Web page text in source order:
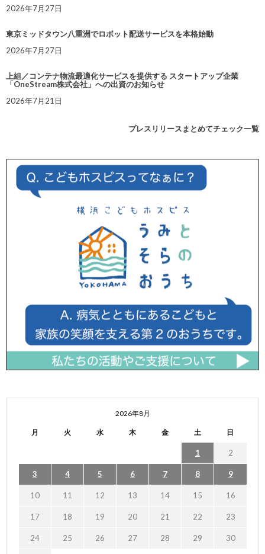
2026年7月27日
東京ミッドタウン八重洲でロボット配送サービスを本格始動
2026年7月27日
上組／コンテナ物流最適化サービスを提供する スタートアップ企業
「OneStream株式会社」への出資のお知らせ
2026年7月21日
プレスリリースまとめてチェック一覧
2026年8月
月 火 水 木 金 土 日
1 2
3 4 5 6 7 8 9
10 11 12 13 14 15 16
17 18 19 20 21 22 23
24 25 26 27 28 29 30